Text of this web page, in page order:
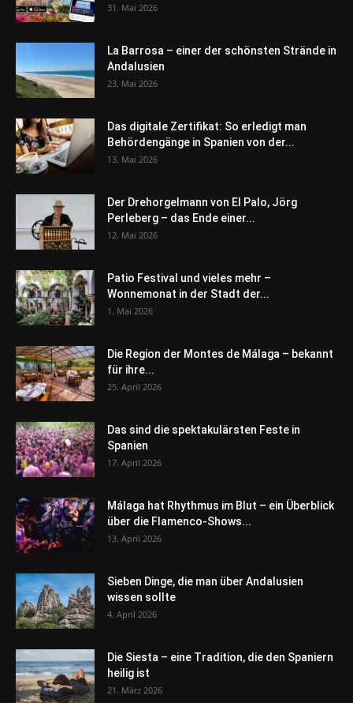
31. Mai 2026
La Barrosa – einer der schönsten Strände in
Andalusien
23. Mai 2026
Das digitale Zertifikat: So erledigt man
Behördengänge in Spanien von der...
13. Mai 2026
Der Drehorgelmann von El Palo, Jörg
Perleberg – das Ende einer...
12. Mai 2026
Patio Festival und vieles mehr –
Wonnemonat in der Stadt der...
1. Mai 2026
Die Region der Montes de Málaga – bekannt
für ihre...
25. April 2026
Das sind die spektakulärsten Feste in
Spanien
17. April 2026
Málaga hat Rhythmus im Blut – ein Überblick
über die Flamenco-Shows...
13. April 2026
Sieben Dinge, die man über Andalusien
wissen sollte
4. April 2026
Die Siesta – eine Tradition, die den Spaniern
heilig ist
21. März 2026